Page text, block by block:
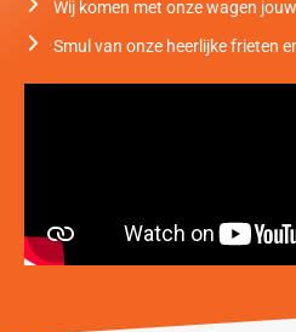
Wij komen met onze wagen
Smul van onze heerlijke frieten